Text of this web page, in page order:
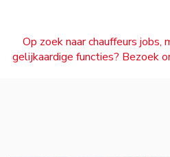
Op zoek naar chauffeurs jobs,
gelijkaardige functies? Bezoek